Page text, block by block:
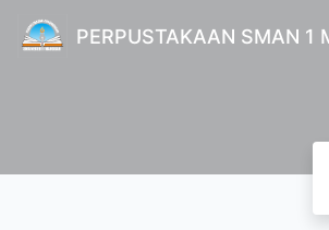
PERPUSTAKAAN SMAN 1